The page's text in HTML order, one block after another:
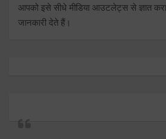
आपको इसे सीधे मीडिया आउटलेट्स से ज्ञात
जानकारी देते हैं।